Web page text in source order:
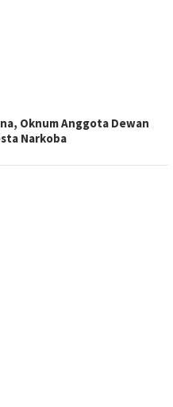
Oknum Anggota Dewan
Narkoba